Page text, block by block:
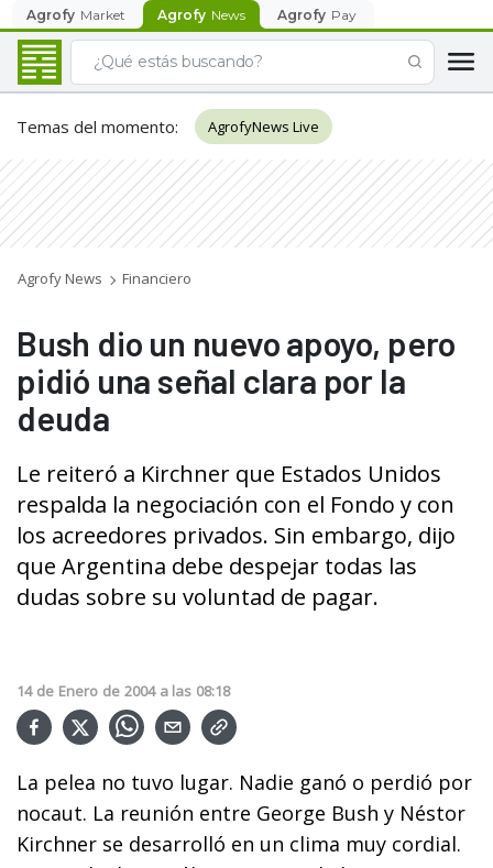
Agrofy Market Agrofy News Agrofy Pay
Temas del momento: AgrofyNews Live
Agrofy News Financiero
Bush dio un nuevo apoyo, pero
pidió una señal clara por la
deuda
Le reiteró a Kirchner que Estados Unidos
respalda la negociación con el Fondo y con
los acreedores privados. Sin embargo, dijo
que Argentina debe despejar todas las
dudas sobre su voluntad de pagar.
14 de Enero de 2004 a las 08:18
La pelea no tuvo lugar. Nadie ganó o perdió por
nocaut. La reunión entre George Bush y Néstor
Kirchner se desarrolló en un clima muy cordial.